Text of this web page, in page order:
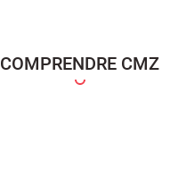
COMPRENDRE CMZ